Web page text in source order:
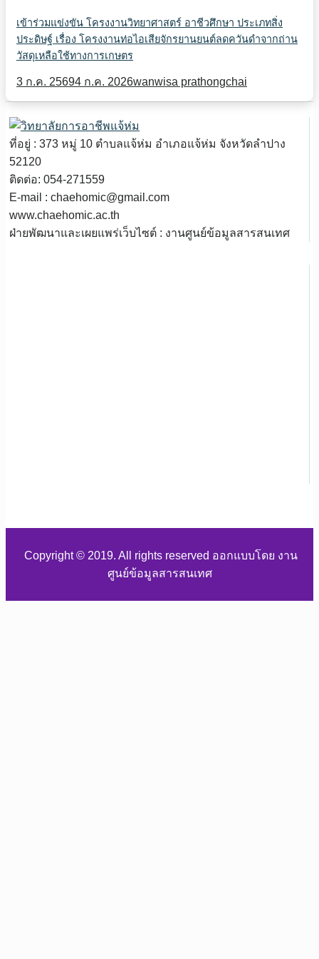
เข้าร่วมแข่งขัน โครงงานวิทยาศาสตร์ อาชีวศึกษา ประเภทสิ่ง
ประดิษฐ์ เรื่อง โครงงานท่อไอเสียจักรยานยนต์ลดควันดำจากถ่าน
วัสดุเหลือใช้ทางการเกษตร
3 ก.ค. 25694 ก.ค. 2026wanwisa prathongchai
ที่อยู่ : 373 หมู่ 10 ตำบลแจ้ห่ม อำเภอแจ้ห่ม จังหวัดลำปาง
52120
ติดต่อ: 054-271559
E-mail : chaehomic@gmail.com
www.chaehomic.ac.th
ฝ่ายพัฒนาและเผยแพร่เว็บไซต์ : งานศูนย์ข้อมูลสารสนเทศ
Copyright © 2019. All rights reserved ออกแบบโดย งาน
ศูนย์ข้อมูลสารสนเทศ